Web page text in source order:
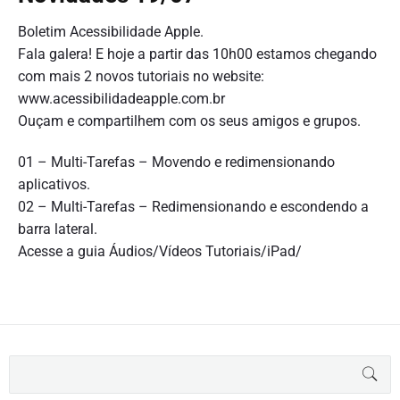
Boletim Acessibilidade Apple.
Fala galera! E hoje a partir das 10h00 estamos chegando
com mais 2 novos tutoriais no website:
www.acessibilidadeapple.com.br
Ouçam e compartilhem com os seus amigos e grupos.
01 – Multi-Tarefas – Movendo e redimensionando
aplicativos.
02 – Multi-Tarefas – Redimensionando e escondendo a
barra lateral.
Acesse a guia Áudios/Vídeos Tutoriais/iPad/